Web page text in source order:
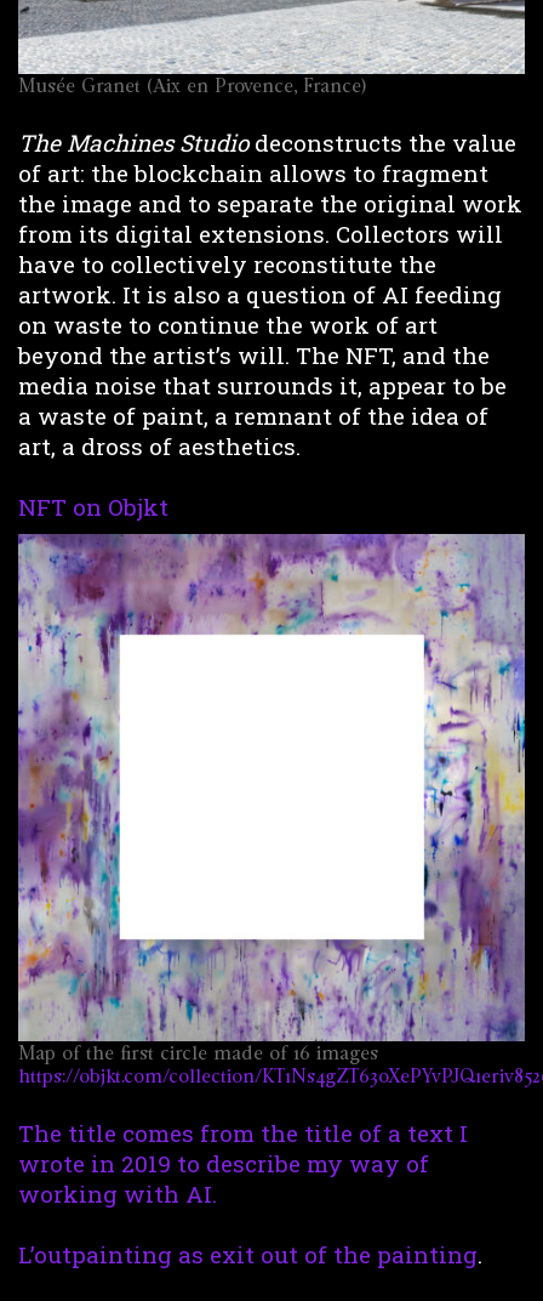
Musée Granet (Aix en Provence, France)
The Machines Studiodeconstructs the value
of art: the blockchain allows to fragment
the image and to separate the original work
from its digital extensions. Collectors will
have to collectively reconstitute the
artwork. It is also a question of AI feeding
on waste to continue the work of art
beyond the artist’s will. The NFT, and the
media noise that surrounds it, appear to be
a waste of paint, a remnant of the idea of
art, a dross of aesthetics.
NFT on Objkt
Map of the first circle made of 16 images
https://objkt.com/collection/
The title comes from the title of a text I
wrote in 2019 to describe my way of
working with AI.
L’outpainting as exit out of the painting.